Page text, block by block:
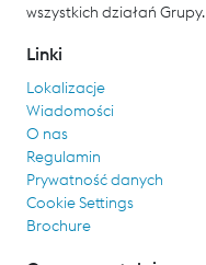
wszystkich działań Grupy.
Linki
Lokalizacje
Wiadomości
O nas
Regulamin
Prywatność danych
Cookie Settings
Brochure